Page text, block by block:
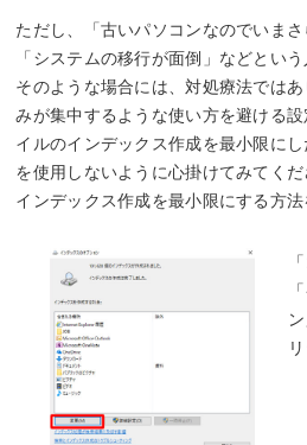
ただし、「古いパソコンなのでいまさ
「システムの移行が面倒」などとい
そのような場合には、対処療法では
みが集中するような使い方を避ける
イルのインデックス作成を最小限に
を使用しないように心掛けてみてく
インデックス作成を最小限にする方法